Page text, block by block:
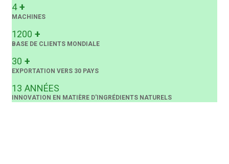
4 +
MACHINES
1200 +
BASE DE CLIENTS MONDIALE
30 +
EXPORTATION VERS 30 PAYS
13 ANNÉES
INNOVATION EN MATIÈRE D'INGRÉDIENTS NATURELS